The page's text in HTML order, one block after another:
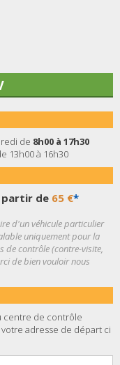
de 8h00 à 17h30
13h00 à 16h30
partir de 65 €*
d'un véhicule particulier
uniquement pour la
de contrôle (contre-visite,
de bien vouloir nous
centre de contrôle
adresse de départ ci